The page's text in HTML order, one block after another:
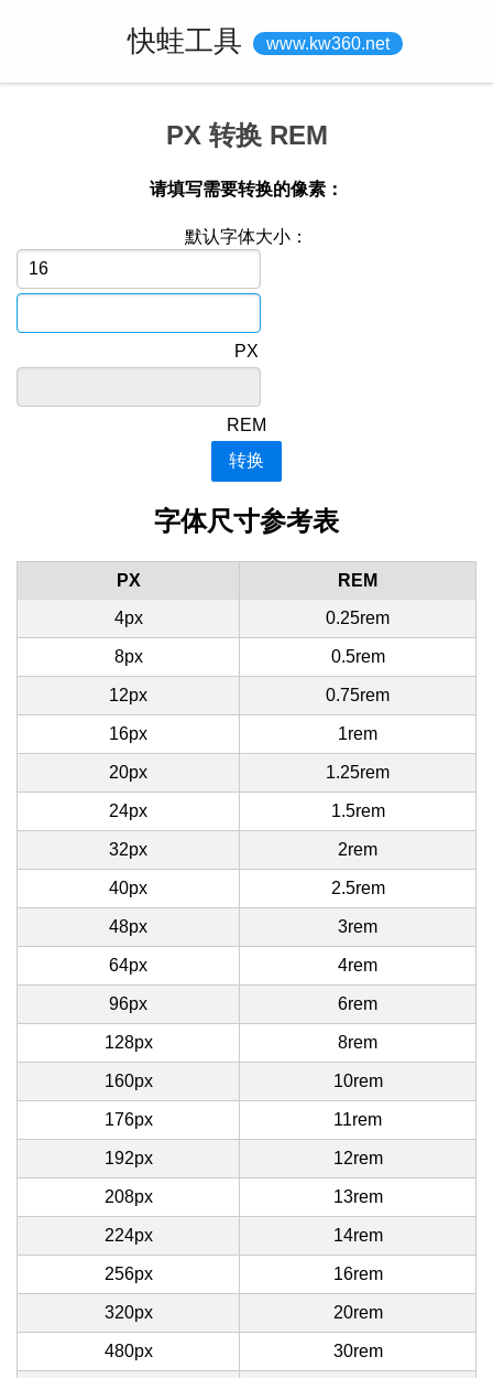
快蛙工具 www.kw360.net
PX 转换 REM
请填写需要转换的像素：
默认字体大小：
PX
REM
字体尺寸参考表
PX
REM
4px
0.25rem
8px 0.5rem
12px 0.75rem
16px 1rem
20px 1.25rem
24px 1.5rem
32px 2rem
40px 2.5rem
48px 3rem
64px 4rem
96px 6rem
128px 8rem
160px 10rem
176px 11rem
192px 12rem
208px 13rem
224px 14rem
256px 16rem
320px 20rem
480px 30rem